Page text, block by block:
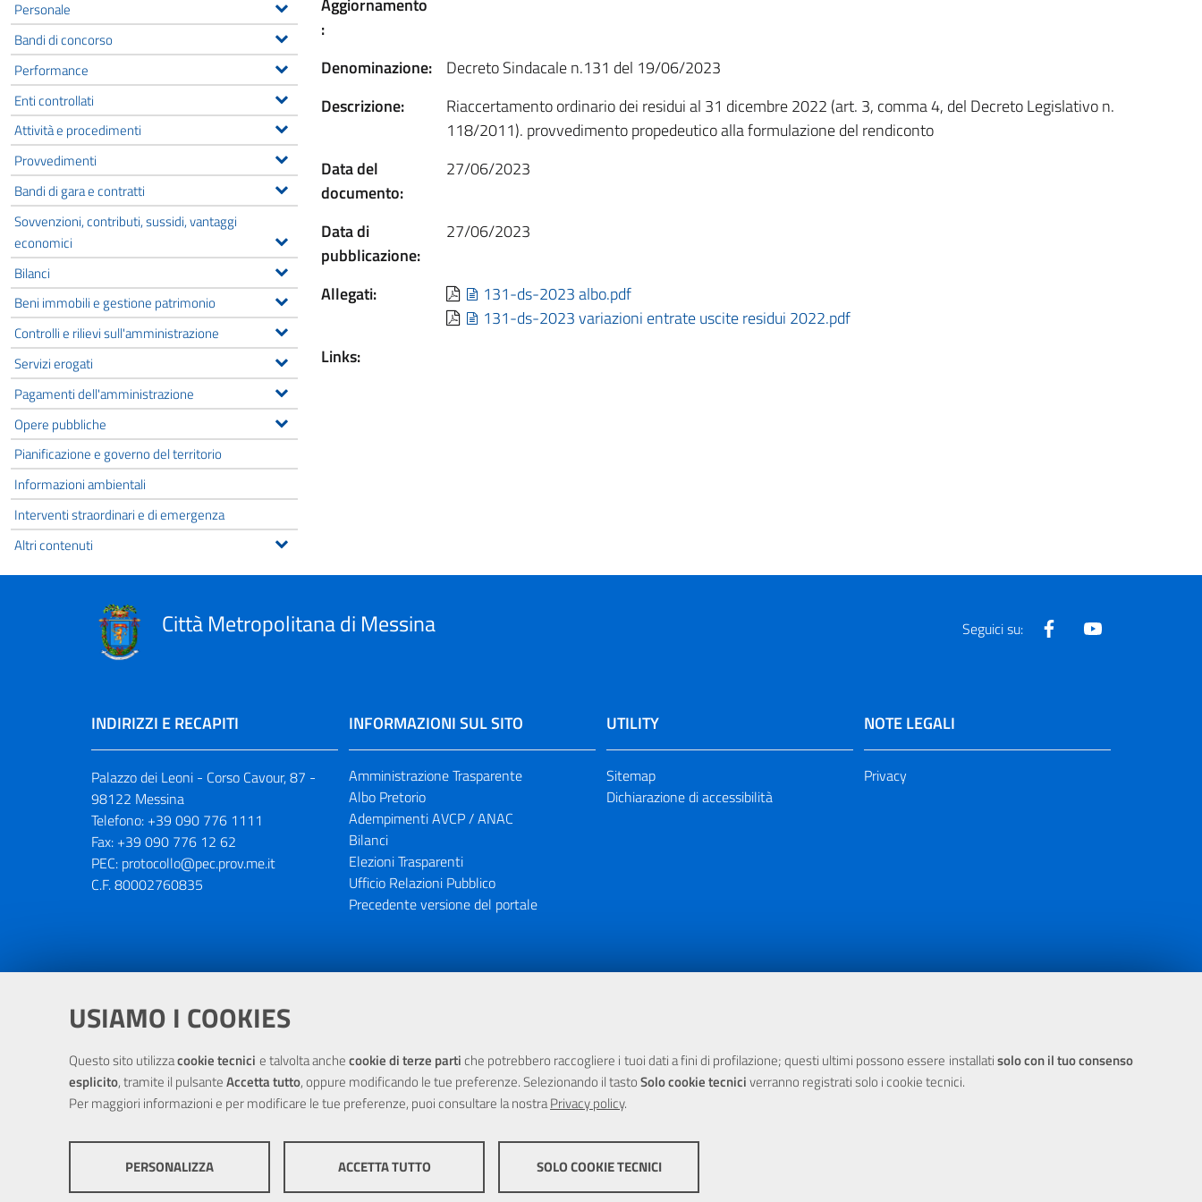
USIAMO I COOKIES
Questo sito utilizzacookie tecnici e talvolta anchecookie di terze partiche potrebbero raccogliere i tuoi dati a fini di profilazione; questi ultimi possono essere installatisolo con il tuo consenso
esplicito, tramite il pulsanteAccetta tutto, oppure modificando le tue preferenze. Selezionando il tastoSolo cookie tecniciverranno registrati solo i cookie tecnici.
Per maggiori informazioni e per modificare le tue preferenze, puoi consultare la nostraPrivacy policy.
PERSONALIZZA ACCETTA TUTTO SOLO COOKIE TECNICI
Personale
Bandi di concorso
Performance
Enti controllati
Attività e procedimenti
Provvedimenti
Bandi di gara e contratti
Sovvenzioni, contributi, sussidi, vantaggi
economici
Bilanci
Beni immobili e gestione patrimonio
Controlli e rilievi sull'amministrazione
Servizi erogati
Pagamenti dell'amministrazione
Opere pubbliche
Pianificazione e governo del territorio
Informazioni ambientali
Interventi straordinari e di emergenza
Altri contenuti
Aggiornamento
:
Denominazione:
Decreto Sindacale n.131 del 19/06/2023
Descrizione:
Riaccertamento ordinario dei residui al 31 dicembre 2022 (art. 3, comma 4, del Decreto Legislativo n.
118/2011). provvedimento propedeutico alla formulazione del rendiconto
Data del
documento:
27/06/2023
Data di
pubblicazione:
27/06/2023
Allegati:
131-ds-2023 albo.pdf
131-ds-2023 variazioni entrate uscite residui 2022.pdf
Links:
Città Metropolitana di Messina Seguici su: Facebook
INDIRIZZI E RECAPITI
Palazzo dei Leoni - Corso Cavour, 87 -
98122 Messina
Telefono: +39 090 776 1111
Fax: +39 090 776 12 62
PEC: protocollo@pec.prov.me.it
C.F. 80002760835
INFORMAZIONI SUL SITO
Amministrazione Trasparente
Albo Pretorio
Adempimenti AVCP / ANAC
Bilanci
Elezioni Trasparenti
Ufficio Relazioni Pubblico
Precedente versione del portale
UTILITY
Sitemap
Dichiarazione di accessibilità
NOTE LEGALI
Privacy
Portale realizzato con la partecipazione finanziaria dell'Unione Europea tramite i fondi del POR Sicilia 2000/2006 Misura 6.05 - Fondo FESR
© Copyright 2025 Città Metropolitana di Messina -